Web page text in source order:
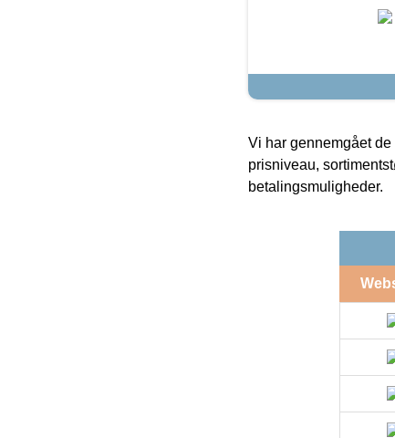
Vi har gennemgået
prisniveau,
betalingsmuligheder.